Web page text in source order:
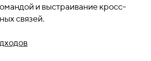
и выстраивание кросс-
связей.